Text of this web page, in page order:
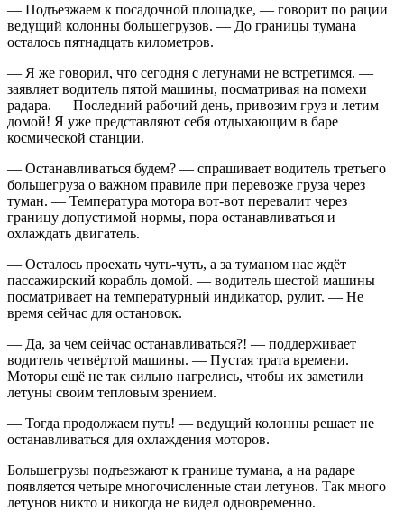
— Подъезжаем к посадочной площадке, — говорит по рации
ведущий колонны большегрузов. — До границы тумана
осталось пятнадцать километров.
— Я же говорил, что сегодня с летунами не встретимся. —
заявляет водитель пятой машины, посматривая на помехи
радара. — Последний рабочий день, привозим груз и летим
домой! Я уже представляют себя отдыхающим в баре
космической станции.
— Останавливаться будем? — спрашивает водитель третьего
большегруза о важном правиле при перевозке груза через
туман. — Температура мотора вот-вот перевалит через
границу допустимой нормы, пора останавливаться и
охлаждать двигатель.
— Осталось проехать чуть-чуть, а за туманом нас ждёт
пассажирский корабль домой. — водитель шестой машины
посматривает на температурный индикатор, рулит. — Не
время сейчас для остановок.
— Да, за чем сейчас останавливаться?! — поддерживает
водитель четвёртой машины. — Пустая трата времени.
Моторы ещё не так сильно нагрелись, чтобы их заметили
летуны своим тепловым зрением.
— Тогда продолжаем путь! — ведущий колонны решает не
останавливаться для охлаждения моторов.
Большегрузы подъезжают к границе тумана, а на радаре
появляется четыре многочисленные стаи летунов. Так много
летунов никто и никогда не видел одновременно.